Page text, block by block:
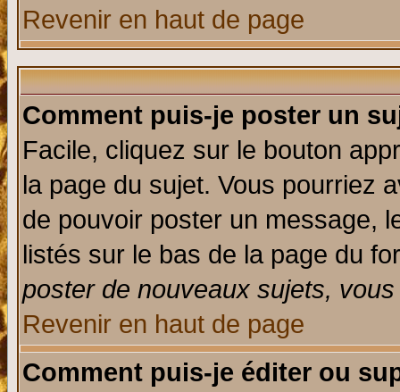
Revenir en haut de page
Comment puis-je poster un
Facile, cliquez sur le bouton
la page du sujet. Vous pourriez
de pouvoir poster un message,
listés sur le bas de la page du
poster de nouveaux sujets,
Revenir en haut de page
Comment puis-je éditer ou